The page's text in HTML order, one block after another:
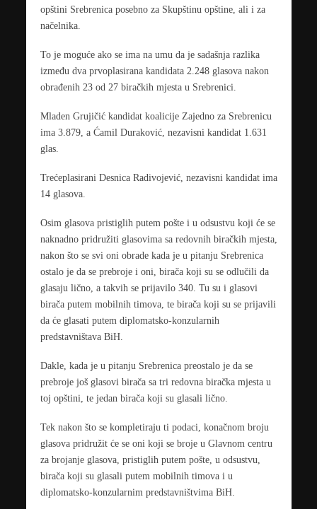
opštini Srebrenica posebno za Skupštinu opštine, ali i za
načelnika.
To je moguće ako se ima na umu da je sadašnja razlika
između dva prvoplasirana kandidata 2.248 glasova nakon
obrađenih 23 od 27 biračkih mjesta u Srebrenici.
Mladen Grujičić kandidat koalicije Zajedno za Srebrenicu
ima 3.879, a Ćamil Duraković, nezavisni kandidat 1.631
glas.
Trećeplasirani Desnica Radivojević, nezavisni kandidat ima
14 glasova.
Osim glasova pristiglih putem pošte i u odsustvu koji će se
naknadno pridružiti glasovima sa redovnih biračkih mjesta,
nakon što se svi oni obrade kada je u pitanju Srebrenica
ostalo je da se prebroje i oni, birača koji su se odlučili da
glasaju lično, a takvih se prijavilo 340. Tu su i glasovi
birača putem mobilnih timova, te birača koji su se prijavili
da će glasati putem diplomatsko-konzularnih
predstavništava BiH.
Dakle, kada je u pitanju Srebrenica preostalo je da se
prebroje još glasovi birača sa tri redovna biračka mjesta u
toj opštini, te jedan birača koji su glasali lično.
Tek nakon što se kompletiraju ti podaci, konačnom broju
glasova pridružit će se oni koji se broje u Glavnom centru
za brojanje glasova, pristiglih putem pošte, u odsustvu,
birača koji su glasali putem mobilnih timova i u
diplomatsko-konzularnim predstavništvima BiH.